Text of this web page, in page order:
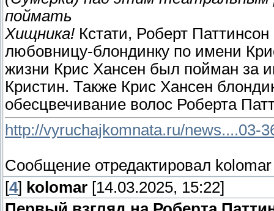
поймать
Хищника! Кстати, Роберт
любовницу-блондинку по имени
жизни Крис Хансен был пойман за
Кристин. Также Крис Хансен
обесцвечивание волос Роберта
http://vyruchajkomnata.ru/news....03-
Сообщение отредактировал kolomar
[4] kolomar [14.03.2025, 15:22]